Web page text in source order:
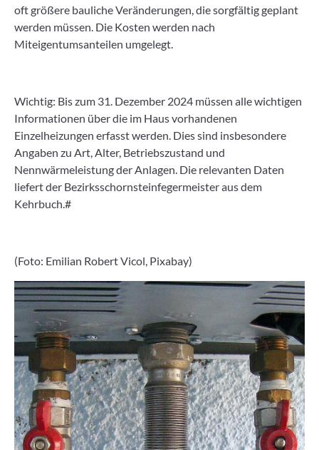
oft größere bauliche Veränderungen, die sorgfältig geplant
werden müssen. Die Kosten werden nach
Miteigentumsanteilen umgelegt.
Wichtig: Bis zum 31. Dezember 2024 müssen alle wichtigen
Informationen über die im Haus vorhandenen
Einzelheizungen erfasst werden. Dies sind insbesondere
Angaben zu Art, Alter, Betriebszustand und
Nennwärmeleistung der Anlagen. Die relevanten Daten
liefert der Bezirksschornsteinfegermeister aus dem
Kehrbuch.#
(Foto: Emilian Robert Vicol, Pixabay)